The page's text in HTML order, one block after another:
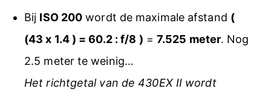
Bij ISO 200 wordt de maximale afstand (
(43 x 1.4 ) = 60.2 : f/8 ) = 7.525 meter. Nog
2.5 meter te weinig…
Het richtgetal van de 430EX II wordt